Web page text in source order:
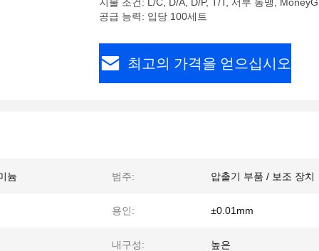
공급 능력: 입당 100세트
최고의 가격을 얻으십시오
늄 범주: 압출기 부품 / 보조 장치
용인: ±0.01mm
내구성: 높은